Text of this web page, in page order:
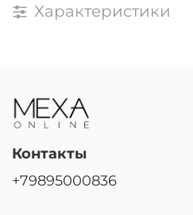
Характеристики
Контакты
+79895000836